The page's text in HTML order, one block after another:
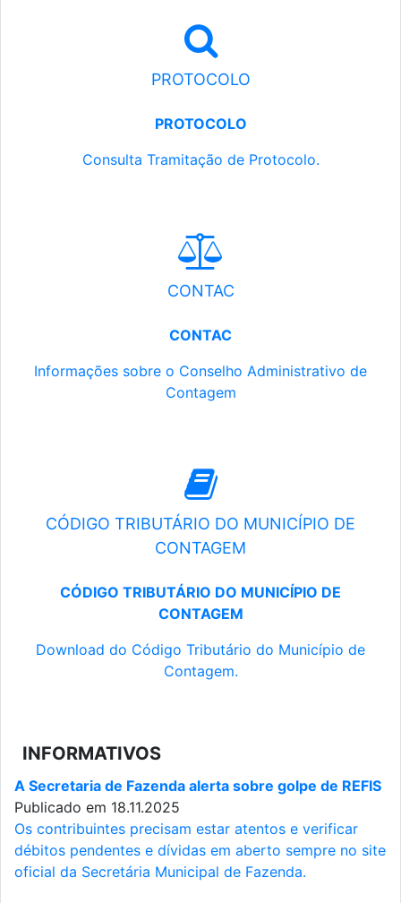
PROTOCOLO
PROTOCOLO
Consulta Tramitação de Protocolo.
CONTAC
CONTAC
Informações sobre o Conselho Administrativo de
Contagem
CÓDIGO TRIBUTÁRIO DO MUNICÍPIO DE
CONTAGEM
CÓDIGO TRIBUTÁRIO DO MUNICÍPIO DE
CONTAGEM
Download do Código Tributário do Município de
Contagem.
INFORMATIVOS
A Secretaria de Fazenda alerta sobre golpe de REFIS
Publicado em 18.11.2025
Os contribuintes precisam estar atentos e verificar
débitos pendentes e dívidas em aberto sempre no site
oficial da Secretária Municipal de Fazenda.